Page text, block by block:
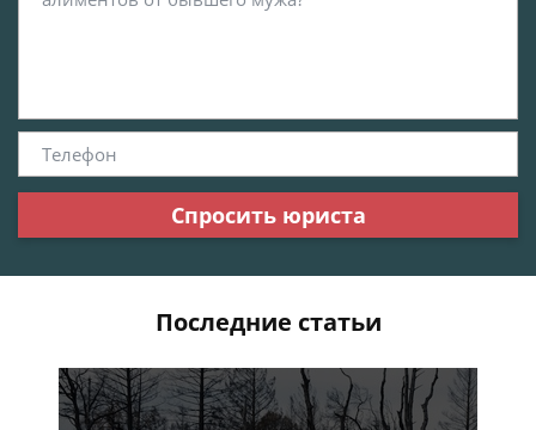
Спросить юриста
Последние статьи